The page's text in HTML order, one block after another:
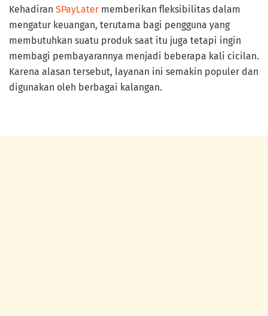
Kehadiran SPayLater memberikan fleksibilitas dalam
mengatur keuangan, terutama bagi pengguna yang
membutuhkan suatu produk saat itu juga tetapi ingin
membagi pembayarannya menjadi beberapa kali cicilan.
Karena alasan tersebut, layanan ini semakin populer dan
digunakan oleh berbagai kalangan.